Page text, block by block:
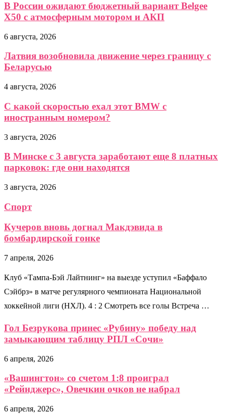
В России ожидают бюджетный вариант Belgee
X50 с атмосферным мотором и АКП
6 августа, 2026
Латвия возобновила движение через границу с
Беларусью
4 августа, 2026
С какой скоростью ехал этот BMW с
иностранным номером?
3 августа, 2026
В Минске с 3 августа заработают еще 8 платных
парковок: где они находятся
3 августа, 2026
Спорт
Кучеров вновь догнал Макдэвида в
бомбардирской гонке
7 апреля, 2026
Клуб «Тампа-Бэй Лайтнинг» на выезде уступил «Баффало
Сэйбрз» в матче регулярного чемпионата Национальной
хоккейной лиги (НХЛ). 4 : 2 Смотреть все голы Встреча …
Гол Безрукова принес «Рубину» победу над
замыкающим таблицу РПЛ «Сочи»
6 апреля, 2026
«Вашингтон» со счетом 1:8 проиграл
«Рейнджерс», Овечкин очков не набрал
6 апреля, 2026